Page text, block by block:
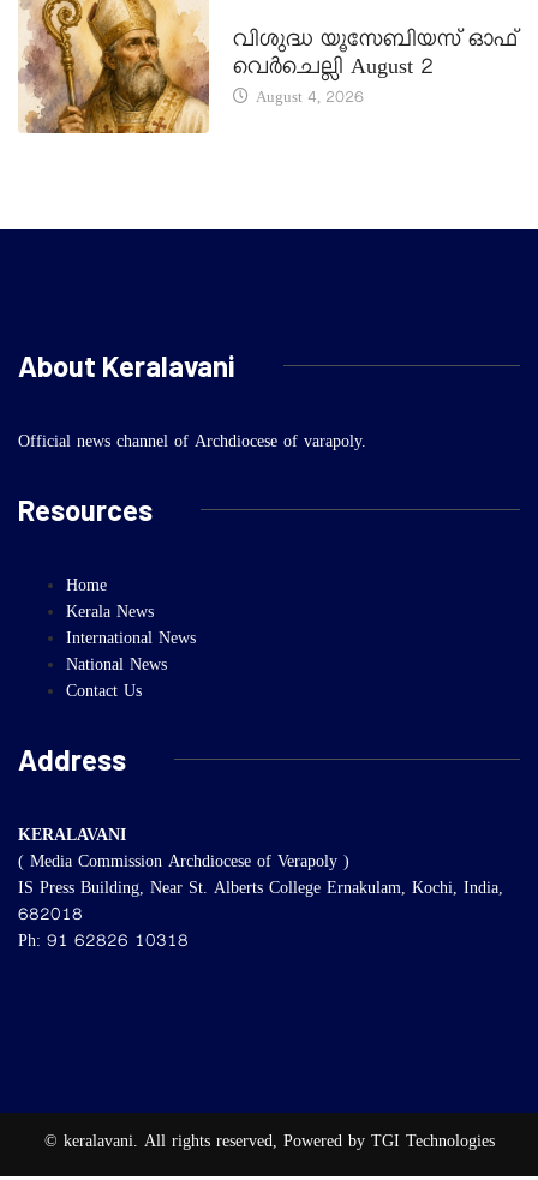
വിശുദ്ധ യൂസേബിയസ് ഓഫ്
വെർചെല്ലി August 2
August 4, 2026
About Keralavani
Official news channel of Archdiocese of varapoly.
Resources
Home
Kerala News
International News
National News
Contact Us
Address
KERALAVANI
( Media Commission Archdiocese of Verapoly )
IS Press Building, Near St. Alberts College Ernakulam, Kochi, India,
682018
Ph: 91 62826 10318
© keralavani. All rights reserved, Powered by TGI Technologies